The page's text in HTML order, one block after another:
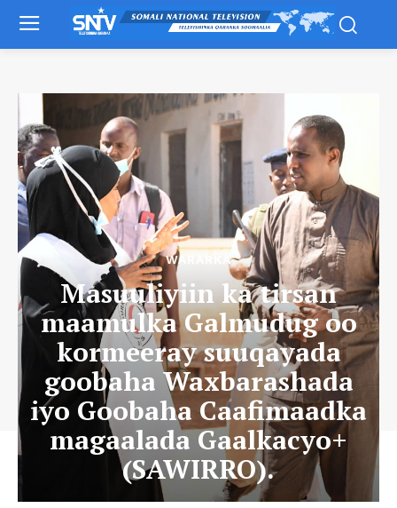
WARARKA
Masuuliyiin ka tirsan
maamulka Galmudug oo
kormeeray suuqayada
goobaha Waxbarashada
iyo Goobaha Caafimaadka
magaalada Gaalkacyo+
(SAWIRRO).